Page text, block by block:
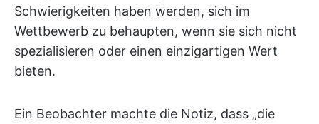
Schwierigkeiten haben werden, sich im
Wettbewerb zu behaupten, wenn sie sich nicht
spezialisieren oder einen einzigartigen Wert
bieten.
Ein Beobachter machte die Notiz, dass „die